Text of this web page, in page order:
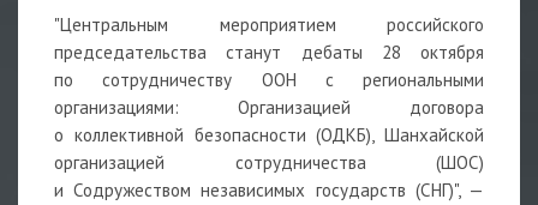
"Центральным мероприятием российского
председательства станут дебаты 28 октября
по сотрудничеству ООН с региональными
организациями: Организацией договора
о коллективной безопасности (ОДКБ), Шанхайской
организацией сотрудничества (ШОС)
и Содружеством независимых государств (СНГ)", —